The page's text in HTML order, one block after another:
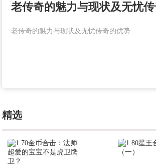
老传奇的魅力与现状及无忧
老传奇的魅力与现状及无忧传奇的优势...
精选